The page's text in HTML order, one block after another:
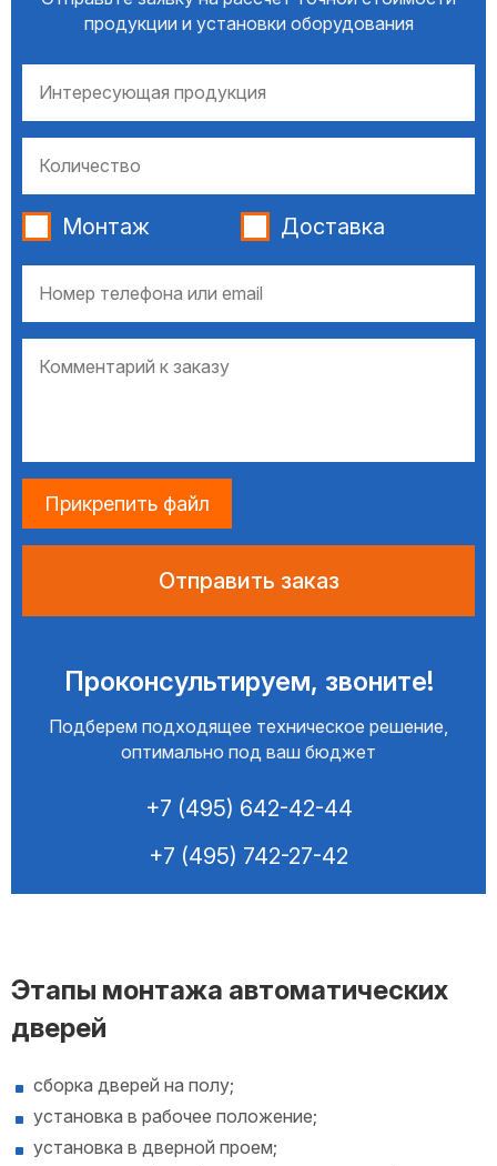
продукции и установки оборудования
Монтаж Доставка
Прикрепить файл
Проконсультируем, звоните!
Подберем подходящее техническое решение,
оптимально под ваш бюджет
+7 (495) 642-42-44
+7 (495) 742-27-42
Этапы монтажа автоматических
дверей
сборка дверей на полу;
установка в рабочее положение;
установка в дверной проем;